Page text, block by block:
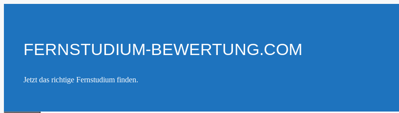
FERNSTUDIUM-BEWERTUNG.COM
Jetzt das richtige Fernstudium finden.